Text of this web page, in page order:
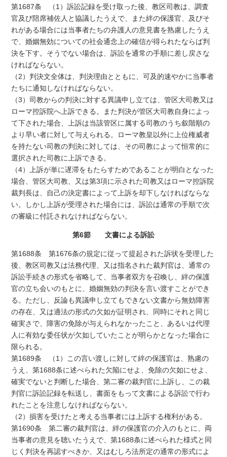
第1687条 （1）訴訟記録を受け取った後、教区司教は、調査
官及び陪席補佐人と協議したうえで、また絆の保護官、及びそ
れがある場合には当事者たちの弁護人の意見書を熟慮したうえ
で、婚姻無効についての社会通念上の確信が得られたならば判
決を下す。そうでない場合は、訴訟を通常の手順に差し戻さな
ければならない。
（2）判決文全体は、判決理由とともに、可及的速やかに当事者
たちに通知しなければならない。
（3）司教からの判決に対する異議申し立ては、管区大司教又は
ローマ控訴院へ上訴できる。また判決が管区大司教自身によっ
て下された場合、上訴は当該管区に属する司教のうち叙階順の
より早い者に対して与えられる。ローマ教皇以外に上位権威者
を持たない司教の判決に対しては、その司教によって恒常的に
選択された司教に上訴できる。
（4）上訴が単に遅滞をもたらすためであることが明白となった
場合、管区大司教、又は第3項に示された司教又はローマ控訴院
裁判長は、自己の決定書によって上訴を却下しなければならな
い。しかし上訴が受理された場合には、訴訟は通常の手順で次
の審級に付託されなければならない。
第6節 文書による訴訟
第1688条 第1676条の規定に従って提起された訴状を受理した
後、教区司教又は法務代理、又は指名された裁判官は、通常の
訴訟手続きの形式を省略して、当事者双方を召喚し、絆の保護
官の立ち会いのもとに、婚姻無効の判決を言い渡すことができ
る。ただし、反論も異議申し立てもできない文書から無効障害
の存在、又は適法の形式の欠如が証明され、同時にそれと同じ
確実さで、障害の免除が与えられなかったこと、あるいは代理
人に有効な委任状が欠如していたことが明らかとなった場合に
限られる。
第1689条 （1）この言い渡しに対して絆の保護官は、熟慮の
うえ、第1688条に述べられた欠陥にせよ、免除の欠如にせよ、
確実でないと判断した場合、第二審の裁判官に上訴し、この裁
判官に訴訟記録を転送し、書面をもって文書による訴訟で行わ
れたことを注意しなければならない。
（2）損害を受けたと考える当事者には上訴する権利がある。
第1690条 第二審の裁判官は、絆の保護官の介入のもとに、両
当事者の意見を聴いたうえで、第1688条に述べられた様式と同
じく判決を再認すべきか、又はむしろ法所定の通常の形式によ